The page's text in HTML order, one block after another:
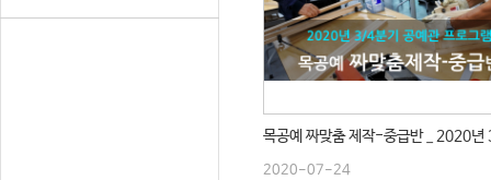
2020-07-24